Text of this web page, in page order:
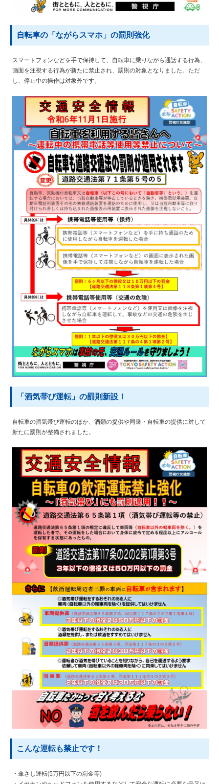
自転車の「ながらスマホ」の罰則強化
スマートフォンなどを手で保持して、自転車に乗りながら通話する行為、
画面を注視する行為が新たに禁止され、罰則の対象となりました。ただ
し、停止中の操作は対象外です。
「酒気帯び運転」の罰則新設！
自転車の酒気帯び運転のほか、酒類の提供や同乗・自転車の提供に対して
新たに罰則が整備されました。
こんな運転も禁止です！
・傘さし運転(5万円以下の罰金等)